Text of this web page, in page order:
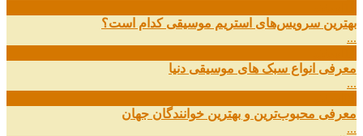
بهترین سرویس‌های استریم موسیقی کدام است؟
...
معرفی انواع سبک های موسیقی دنیا
...
معرفی محبوب‌ترین و بهترین خوانندگان جهان
...